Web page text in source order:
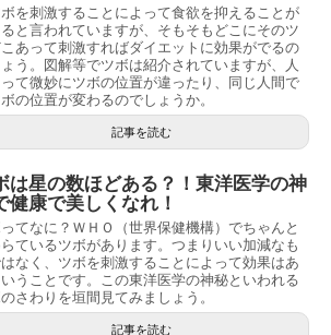
を刺激することによって食欲を抑えることが
と言われていますが、そもそもどこにそのツ
あって刺激すればダイエットに効果がでるの
う。図解等でツボは紹介されていますが、人
て微妙にツボの位置が違ったり、同じ人間で
の位置が変わるのでしょうか。
記事を読む
は星の数ほどある？！東洋医学の神
健康で美しくなれ！
てなに？ＷＨＯ（世界保健機構）でちゃんと
ているツボがあります。つまりいい加減なも
なく、ツボを刺激することによって効果はあ
うことです。この東洋医学の神秘といわれる
さわりを垣間見てみましょう。
記事を読む